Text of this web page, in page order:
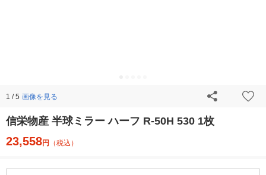
1 / 5 画像を見る
信栄物産 半球ミラー ハーフ R-50H 530 1枚
23,558円 （税込）